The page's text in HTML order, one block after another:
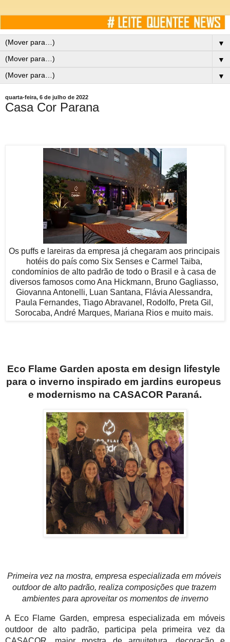
▼
▼
▼
quarta-feira, 6 de julho de 2022
Casa Cor Parana
Os puffs e lareiras da empresa já chegaram aos principais
hotéis do país como Six Senses e Carmel Taiba,
condomínios de alto padrão de todo o Brasil e à casa de
diversos famosos como Ana Hickmann, Bruno Gagliasso,
Giovanna Antonelli, Luan Santana, Flávia Alessandra,
Paula Fernandes, Tiago Abravanel, Rodolfo, Preta Gil,
Sorocaba, André Marques, Mariana Rios e muito mais.
Eco Flame Garden aposta em design lifestyle
para o inverno inspirado em jardins europeus
e modernismo na CASACOR Paraná.
Primeira vez na mostra, empresa especializada em móveis
outdoor de alto padrão, realiza composições que trazem
ambientes para aproveitar os momentos de inverno
A Eco Flame Garden, empresa especializada em móveis
outdoor de alto padrão, participa pela primeira vez da